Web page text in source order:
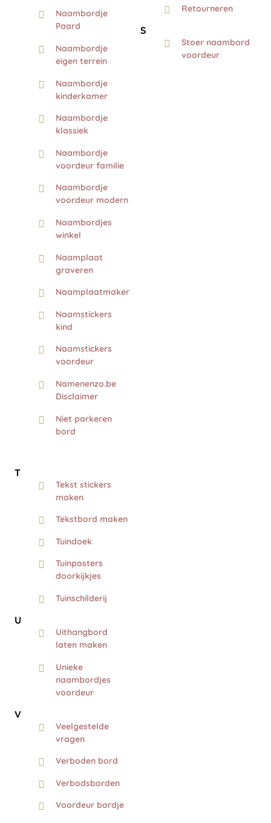
Naambordje
Paard
Naambordje
eigen terrein
Naambordje
kinderkamer
Naambordje
klassiek
Naambordje
voordeur familie
Naambordje
voordeur modern
Naambordjes
winkel
Naamplaat
graveren
Naamplaatmaker
Naamstickers
kind
Naamstickers
voordeur
Namenenzo.be
Disclaimer
Niet parkeren
bord
Retourneren
S
Stoer naambord
voordeur
T
Tekst stickers
maken
Tekstbord maken
Tuindoek
Tuinposters
doorkijkjes
Tuinschilderij
U
Uithangbord
laten maken
Unieke
naambordjes
voordeur
V
Veelgestelde
vragen
Verboden bord
Verbodsborden
Voordeur bordje